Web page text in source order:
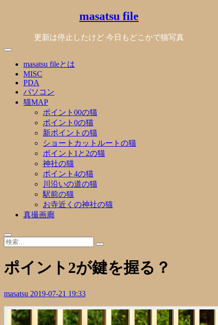
masatsu file
更新は停止したけど 今日もどこかで猫写真
masatsu fileとは
MISC
PDA
パソコン
猫MAP
ポイント00の猫
ポイント0の猫
新ポイントの猫
ショートカットルートの猫
ポイント1と2の猫
神社の猫
ポイント4の猫
川沿いの道の猫
駅前の猫
お寺近くの神社の猫
真撮画廊
ポイント2が鍵を握る？
masatsu 2019-07-21 19:33